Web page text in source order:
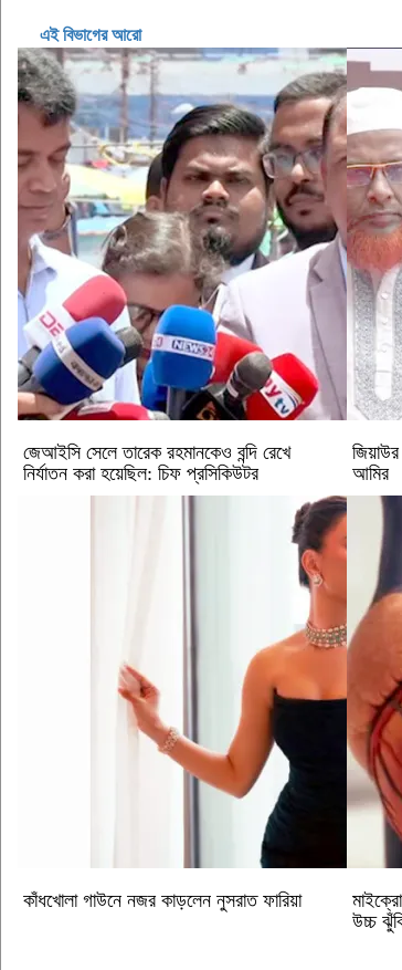
এই বিভাগের আরো
জেআইসি সেলে তারেক রহমানকেও বন্দি রেখে
নির্যাতন করা হয়েছিল: চিফ প্রসিকিউটর
জিয়াউর
আমির
কাঁধখোলা গাউনে নজর কাড়লেন নুসরাত ফারিয়া
উচ্চ